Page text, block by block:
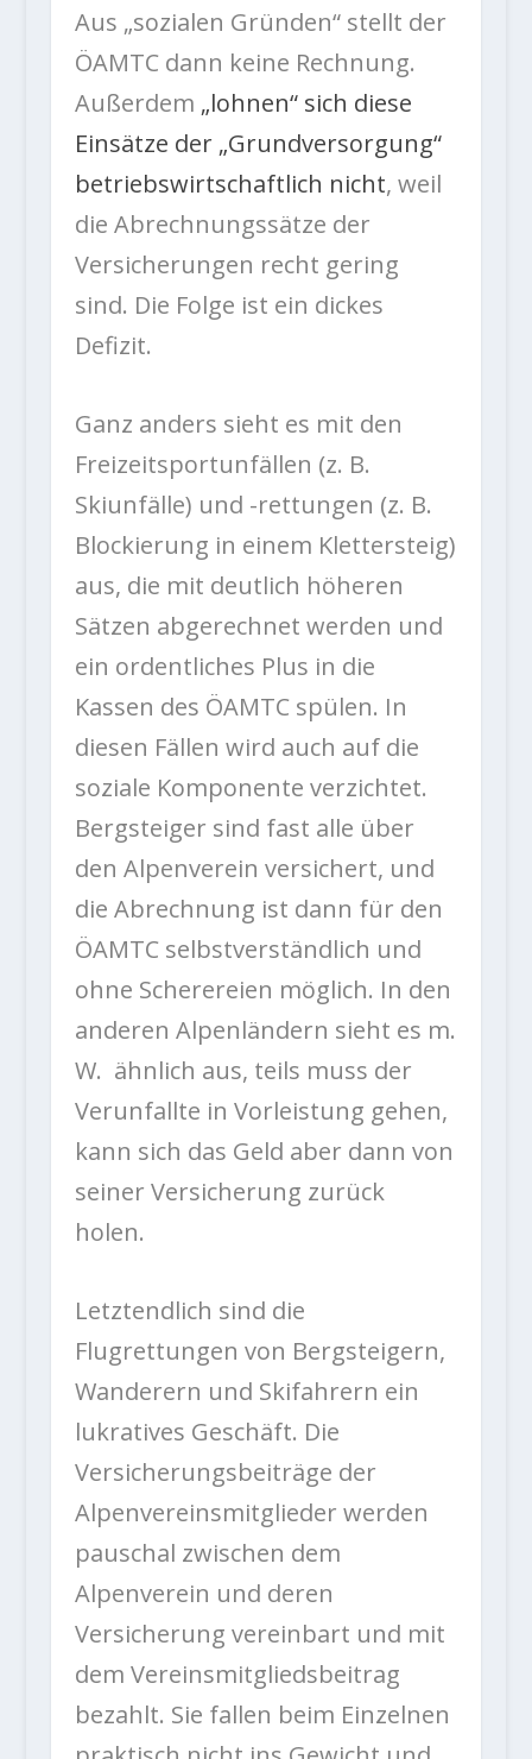
Aus „sozialen Gründen“ stellt der
ÖAMTC dann keine Rechnung.
Außerdem „lohnen“ sich diese
Einsätze der „Grundversorgung“
betriebswirtschaftlich nicht, weil
die Abrechnungssätze der
Versicherungen recht gering
sind. Die Folge ist ein dickes
Defizit.
Ganz anders sieht es mit den
Freizeitsportunfällen (z. B.
Skiunfälle) und -rettungen (z. B.
Blockierung in einem Klettersteig)
aus, die mit deutlich höheren
Sätzen abgerechnet werden und
ein ordentliches Plus in die
Kassen des ÖAMTC spülen. In
diesen Fällen wird auch auf die
soziale Komponente verzichtet.
Bergsteiger sind fast alle über
den Alpenverein versichert, und
die Abrechnung ist dann für den
ÖAMTC selbstverständlich und
ohne Scherereien möglich. In den
anderen Alpenländern sieht es m.
W. ähnlich aus, teils muss der
Verunfallte in Vorleistung gehen,
kann sich das Geld aber dann von
seiner Versicherung zurück
holen.
Letztendlich sind die
Flugrettungen von Bergsteigern,
Wanderern und Skifahrern ein
lukratives Geschäft. Die
Versicherungsbeiträge der
Alpenvereinsmitglieder werden
pauschal zwischen dem
Alpenverein und deren
Versicherung vereinbart und mit
dem Vereinsmitgliedsbeitrag
bezahlt. Sie fallen beim Einzelnen